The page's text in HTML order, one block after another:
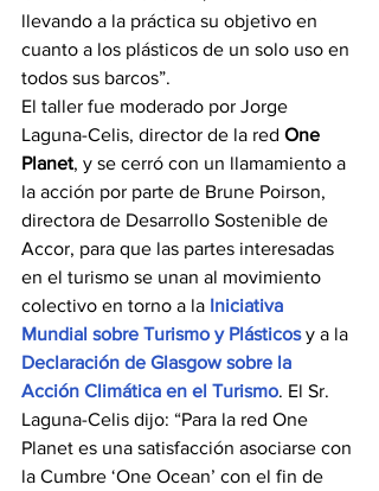
llevando a la práctica su objetivo en
cuanto a los plásticos de un solo uso en
todos sus barcos”.
El taller fue moderado por Jorge
Laguna-Celis, director de la red One
Planet, y se cerró con un llamamiento a
la acción por parte de Brune Poirson,
directora de Desarrollo Sostenible de
Accor, para que las partes interesadas
en el turismo se unan al movimiento
colectivo en torno a la Iniciativa
Mundial sobre Turismo y Plásticos y a la
Declaración de Glasgow sobre la
Acción Climática en el Turismo. El Sr.
Laguna-Celis dijo: “Para la red One
Planet es una satisfacción asociarse con
la Cumbre ‘One Ocean’ con el fin de